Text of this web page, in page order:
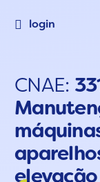
login
CNAE: